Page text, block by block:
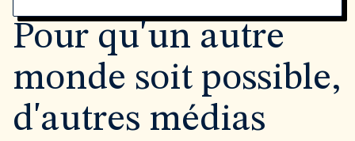
Pour qu'un autre
monde soit possible,
d'autres médias